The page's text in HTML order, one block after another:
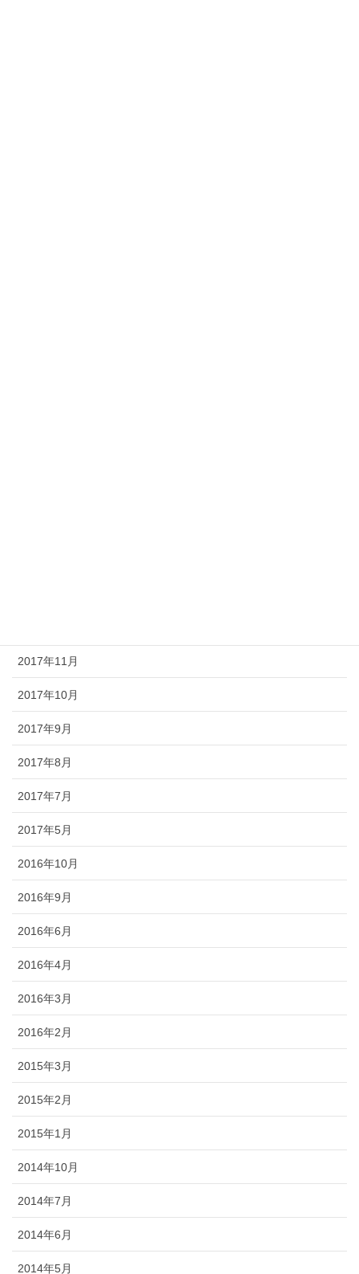
2017年11月
2017年10月
2017年9月
2017年8月
2017年7月
2017年5月
2016年10月
2016年9月
2016年6月
2016年4月
2016年3月
2016年2月
2015年3月
2015年2月
2015年1月
2014年10月
2014年7月
2014年6月
2014年5月